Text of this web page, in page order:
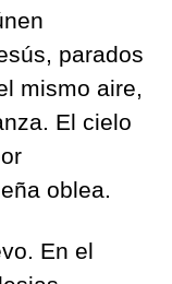
parados
mismo aire,
El cielo
oblea.
En el